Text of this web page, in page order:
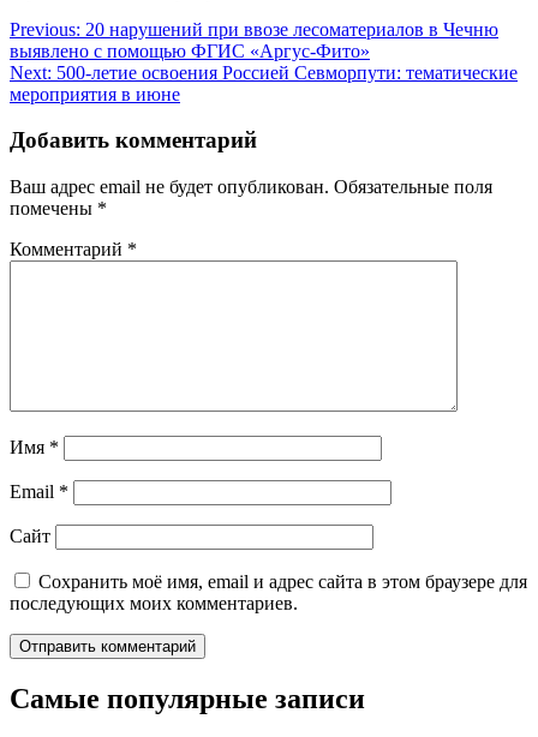
Навигация
по
записям
Previous: 20 нарушений при ввозе лесоматериалов в Чечню
выявлено с помощью ФГИС «Аргус-Фито»
Next: 500-летие освоения Россией Севморпути: тематические
мероприятия в июне
Добавить комментарий
Ваш адрес email не будет опубликован. Обязательные поля
помечены *
Комментарий *
Имя *
Email *
Сайт
Сохранить моё имя, email и адрес сайта в этом браузере для
последующих моих комментариев.
Самые популярные записи